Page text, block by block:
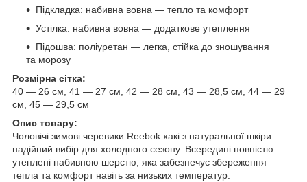
Підкладка: набивна вовна — тепло та комфорт
Устілка: набивна вовна — додаткове утеплення
Підошва: поліуретан — легка, стійка до зношування
та морозу
Розмірна сітка:
40 — 26 см, 41 — 27 см, 42 — 28 см, 43 — 28,5 см, 44 — 29
см, 45 — 29,5 см
Опис товару:
Чоловічі зимові черевики Reebok хакі з натуральної шкіри —
надійний вибір для холодного сезону. Всередині повністю
утеплені набивною шерстю, яка забезпечує збереження
тепла та комфорт навіть за низьких температур.